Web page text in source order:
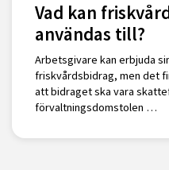
Vad kan
användas till?
Arbetsgivare kan erbjuda
friskvårdsbidrag, men det
att bidraget ska vara
förvaltningsdomstolen …